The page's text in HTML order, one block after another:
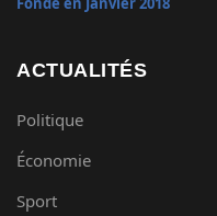
ACTUALITÉS
Politique
Économie
Sport